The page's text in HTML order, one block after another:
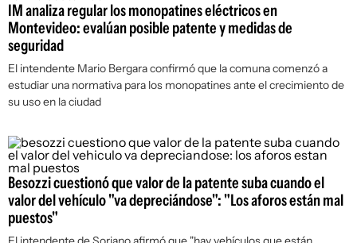
IM analiza regular los monopatines eléctricos en
Montevideo: evalúan posible patente y medidas de
seguridad
El intendente Mario Bergara confirmó que la comuna comenzó a
estudiar una normativa para los monopatines ante el crecimiento de
su uso en la ciudad
Besozzi cuestionó que valor de la patente suba cuando el
valor del vehículo "va depreciándose": "Los aforos están mal
puestos"